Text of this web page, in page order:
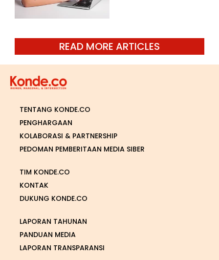
READ MORE ARTICLES
TENTANG KONDE.CO
PENGHARGAAN
KOLABORASI & PARTNERSHIP
PEDOMAN PEMBERITAAN MEDIA SIBER
TIM KONDE.CO
KONTAK
DUKUNG KONDE.CO
LAPORAN TAHUNAN
PANDUAN MEDIA
LAPORAN TRANSPARANSI